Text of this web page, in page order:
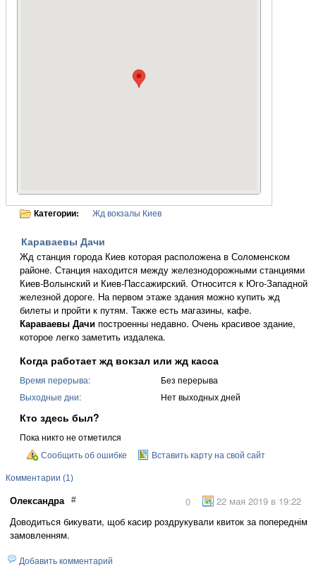
Категории: Жд вокзалы Киев
Караваевы Дачи
Жд станция города Киев которая расположена в Соломенском
районе. Станция находится между железнодорожными станциями
Киев-Волынский и Киев-Пассажирский. Относится к Юго-Западной
железной дороге. На первом этаже здания можно купить жд
билеты и пройти к путям. Также есть магазины, кафе.
Караваевы Дачи построенны недавно. Очень красивое здание,
которое легко заметить издалека.
Когда работает жд вокзал или жд касса
Время перерыва:
Без перерыва
Выходные дни:
Нет выходных дней
Кто здесь был?
Пока никто не отметился
Сообщить об ошибке Вставить карту на свой сайт
Комментарии (1)
Олександра # 22 мая 2019 в 19:22
0
Доводиться бикувати, щоб касир роздрукували квиток за попереднім
замовленням.
Добавить комментарий